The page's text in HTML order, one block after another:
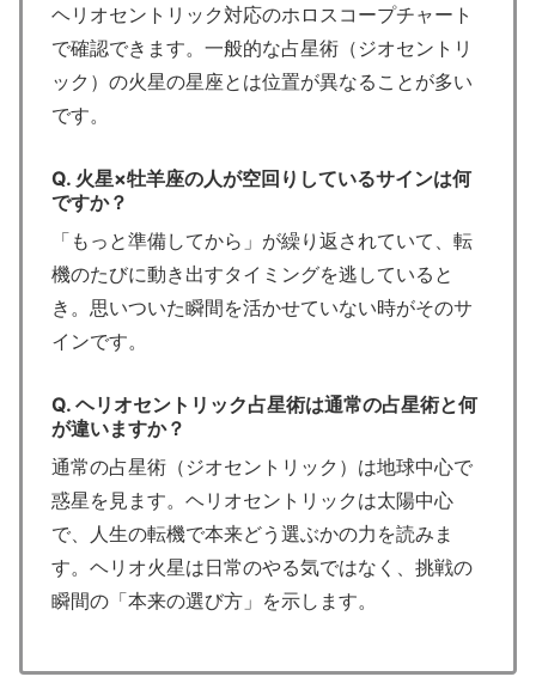
ヘリオセントリック対応のホロスコープチャート
で確認できます。一般的な占星術（ジオセントリ
ック）の火星の星座とは位置が異なることが多い
です。
Q. 火星×牡羊座の人が空回りしているサインは何
ですか？
「もっと準備してから」が繰り返されていて、転
機のたびに動き出すタイミングを逃していると
き。思いついた瞬間を活かせていない時がそのサ
インです。
Q. ヘリオセントリック占星術は通常の占星術と何
が違いますか？
通常の占星術（ジオセントリック）は地球中心で
惑星を見ます。ヘリオセントリックは太陽中心
で、人生の転機で本来どう選ぶかの力を読みま
す。ヘリオ火星は日常のやる気ではなく、挑戦の
瞬間の「本来の選び方」を示します。